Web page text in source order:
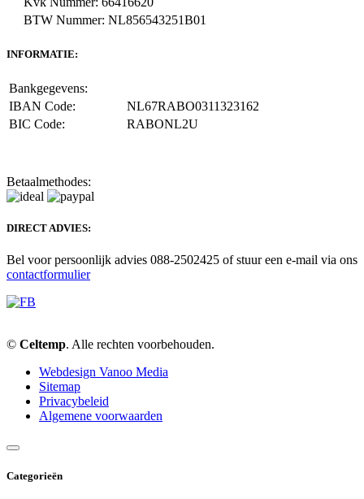
BTW Nummer: NL856543251B01
INFORMATIE:
Bankgegevens:
IBAN Code:
NL67RABO0311323162
BIC Code:
RABONL2U
Betaalmethodes:
DIRECT ADVIES:
Bel voor persoonlijk advies 088-2502425 of stuur een e-mail via ons
contactformulier
© Celtemp. Alle rechten voorbehouden.
Webdesign Vanoo Media
Sitemap
Privacybeleid
Algemene voorwaarden
Categorieën